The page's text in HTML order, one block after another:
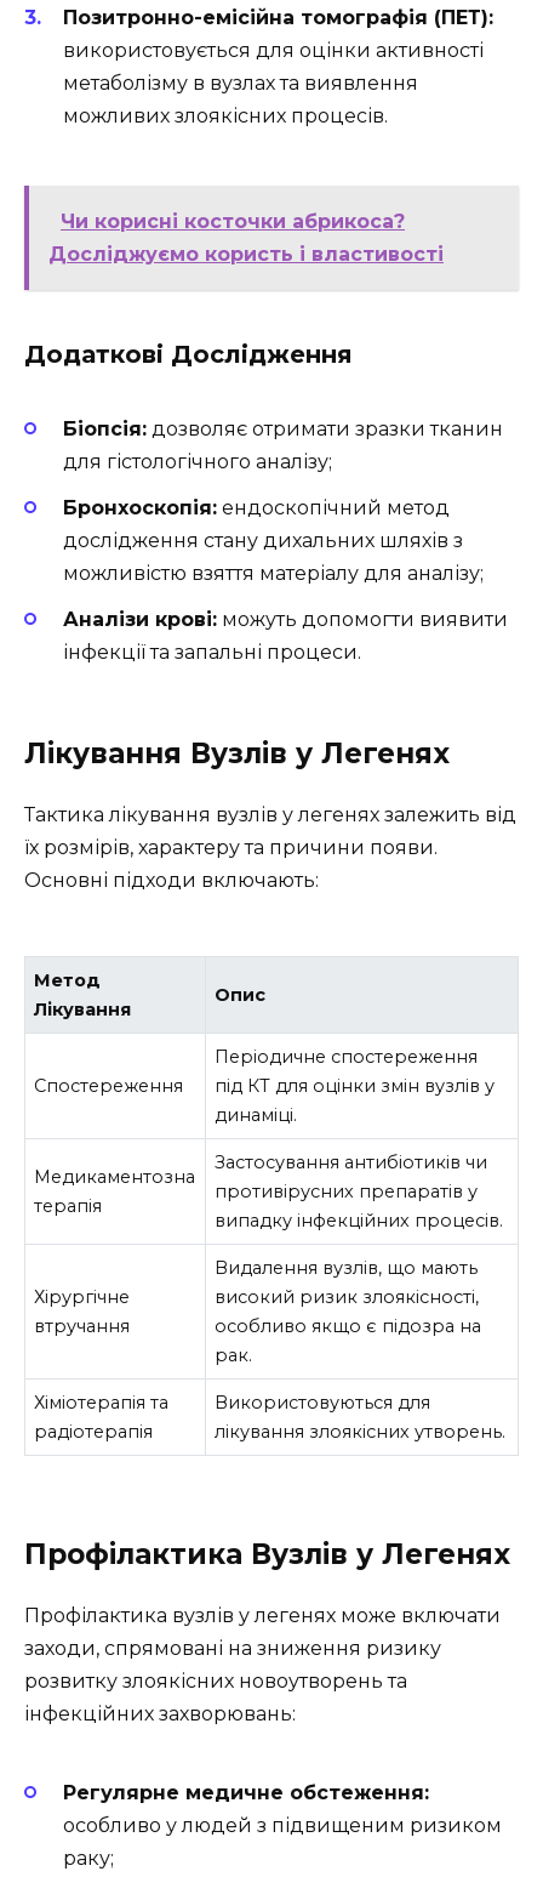
Позитронно-емісійна томографія (ПЕТ):
використовується для оцінки активності
метаболізму в вузлах та виявлення
можливих злоякісних процесів.
Чи корисні косточки абрикоса?
Досліджуємо користь і властивості
Додаткові Дослідження
Біопсія: дозволяє отримати зразки тканин
для гістологічного аналізу;
Бронхоскопія: ендоскопічний метод
дослідження стану дихальних шляхів з
можливістю взяття матеріалу для аналізу;
Аналізи крові: можуть допомогти виявити
інфекції та запальні процеси.
Лікування Вузлів у Легенях
Тактика лікування вузлів у легенях залежить від
їх розмірів, характеру та причини появи.
Основні підходи включають:
Метод
Лікування
Опис
Спостереження
Періодичне спостереження
під КТ для оцінки змін вузлів у
динаміці.
Медикаментозна
терапія
Застосування антибіотиків чи
противірусних препаратів у
випадку інфекційних процесів.
Хірургічне
втручання
Видалення вузлів, що мають
високий ризик злоякісності,
особливо якщо є підозра на
рак.
Хіміотерапія та
радіотерапія
Використовуються для
лікування злоякісних утворень.
Профілактика Вузлів у Легенях
Профілактика вузлів у легенях може включати
заходи, спрямовані на зниження ризику
розвитку злоякісних новоутворень та
інфекційних захворювань:
Регулярне медичне обстеження:
особливо у людей з підвищеним ризиком
раку;